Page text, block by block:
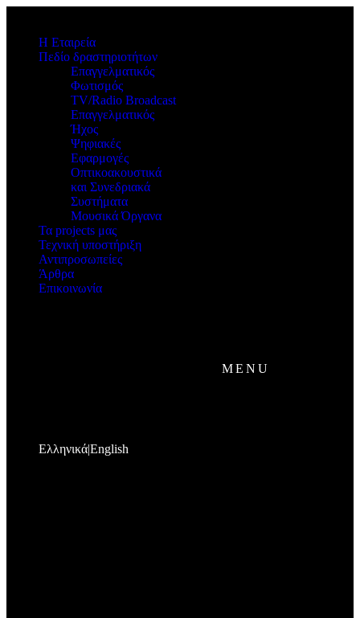
Η Εταιρεία
Πεδίο δραστηριοτήτων
Επαγγελματικός
Φωτισμός
TV/Radio Broadcast
Επαγγελματικός
Ήχος
Ψηφιακές
Εφαρμογές
Οπτικοακουστικά
και Συνεδριακά
Συστήματα
Μουσικά Όργανα
Τα projects μας
Τεχνική υποστήριξη
Αντιπροσωπείες
Άρθρα
Επικοινωνία
MENU
ΕλληνικάEnglish